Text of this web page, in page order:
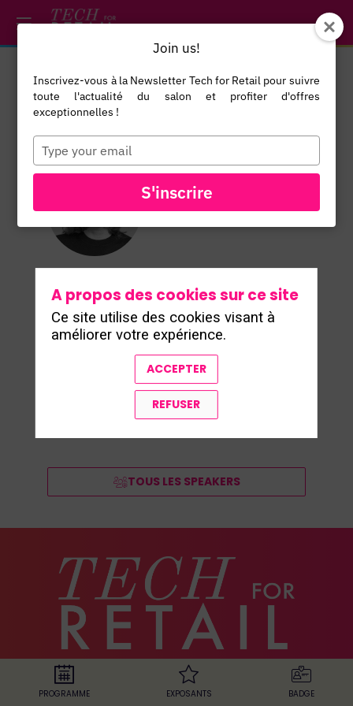
DO
DanielaOtt
Resale Expert
Agape
Strategy
Consulting
TOUS LES SPEAKERS
PROGRAMME EXPOSANTS BADGE
A propos des cookies sur ce site
Ce site utilise des cookies visant à
améliorer votre expérience.
ACCEPTER
REFUSER
*/
Join us!
Inscrivez-vous à la Newsletter Tech for Retail pour suivre
toute l'actualité du salon et profiter d'offres
exceptionnelles !
Type
your
email
S'inscrire